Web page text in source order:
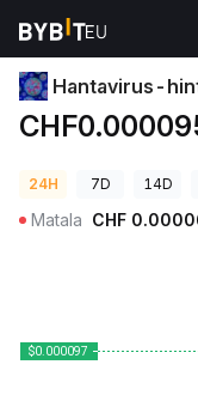
Kryptohinnat
Hantavirus-
24H 7D 14D
Matala CHF